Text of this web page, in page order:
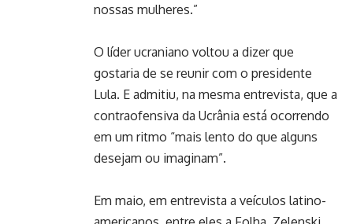
nossas mulheres.”
O líder ucraniano voltou a dizer que
gostaria de se reunir com o presidente
Lula. E admitiu, na mesma entrevista, que a
contraofensiva da Ucrânia está ocorrendo
em um ritmo “mais lento do que alguns
desejam ou imaginam”.
Em maio, em entrevista a veículos latino-